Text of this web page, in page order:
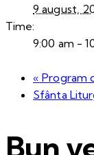
9 august,
Time:
9:00 am -
« Program
Sfânta
Bun